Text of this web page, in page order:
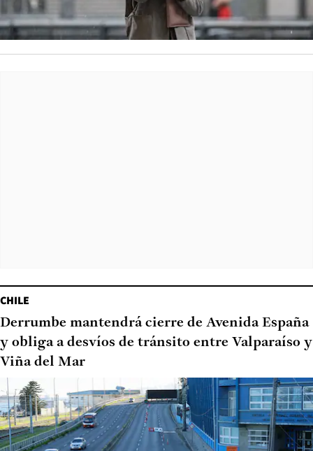
CHILE
Derrumbe mantendrá cierre de Avenida España
y obliga a desvíos de tránsito entre Valparaíso y
Viña del Mar